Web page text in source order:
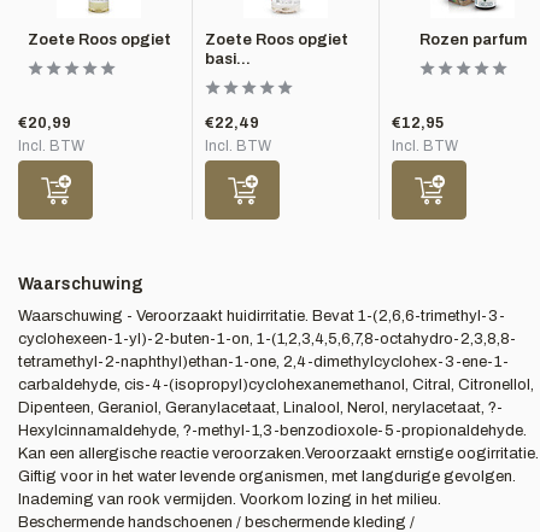
Zoete Roos opgiet
€20,99
Incl. BTW
Zoete Roos opgiet
basi...
€22,49
Incl. BTW
Rozen parfum
€12,95
Incl. BTW
Waarschuwing
Waarschuwing - Veroorzaakt huidirritatie. Bevat 1-(2,6,6-trimethyl-3-
cyclohexeen-1-yl)-2-buten-1-on, 1-(1,2,3,4,5,6,7,8-octahydro-2,3,8,8-
tetramethyl-2-naphthyl)ethan-1-one, 2,4-dimethylcyclohex-3-ene-1-
carbaldehyde, cis-4-(isopropyl)cyclohexanemethanol, Citral, Citronellol,
Dipenteen, Geraniol, Geranylacetaat, Linalool, Nerol, nerylacetaat, ?-
Hexylcinnamaldehyde, ?-methyl-1,3-benzodioxole-5-propionaldehyde.
Kan een allergische reactie veroorzaken.Veroorzaakt ernstige oogirritatie.
Giftig voor in het water levende organismen, met langdurige gevolgen.
Inademing van rook vermijden. Voorkom lozing in het milieu.
Beschermende handschoenen / beschermende kleding /